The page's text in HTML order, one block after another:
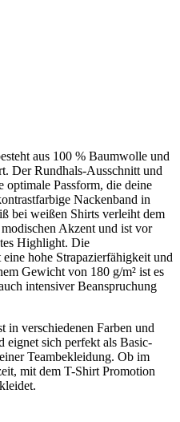
aus 100 % Baumwolle und
Der Rundhals-Ausschnitt und
optimale Passform, die deine
Nackenband in
bei weißen Shirts verleiht dem
Akzent und ist vor
Highlight. Die
hohe Strapazierfähigkeit und
Gewicht von 180 g/m² ist es
intensiver Beanspruchung
in verschiedenen Farben und
sich perfekt als Basic-
Teambekleidung. Ob im
mit dem T-Shirt Promotion